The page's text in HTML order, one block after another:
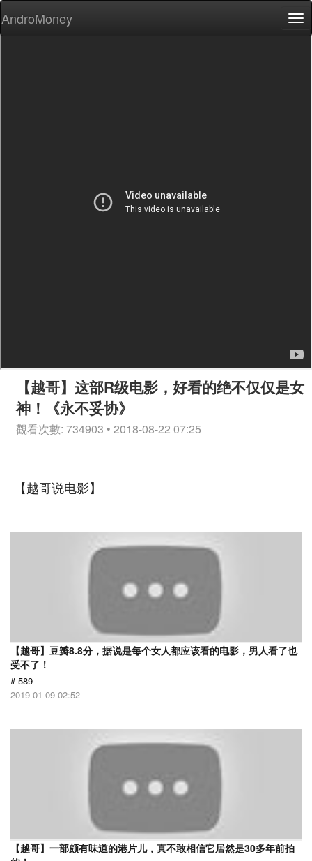
AndroMoney
【越哥】这部R级电影，好看的绝不仅仅是女
神！《永不妥协》
觀看次數: 734903 • 2018-08-22 07:25
【越哥说电影】
【越哥】豆瓣8.8分，据说是每个女人都应该看的电影，男人看了也
受不了！
# 589
2019-01-09 02:52
【越哥】一部颇有味道的港片儿，真不敢相信它居然是30多年前拍